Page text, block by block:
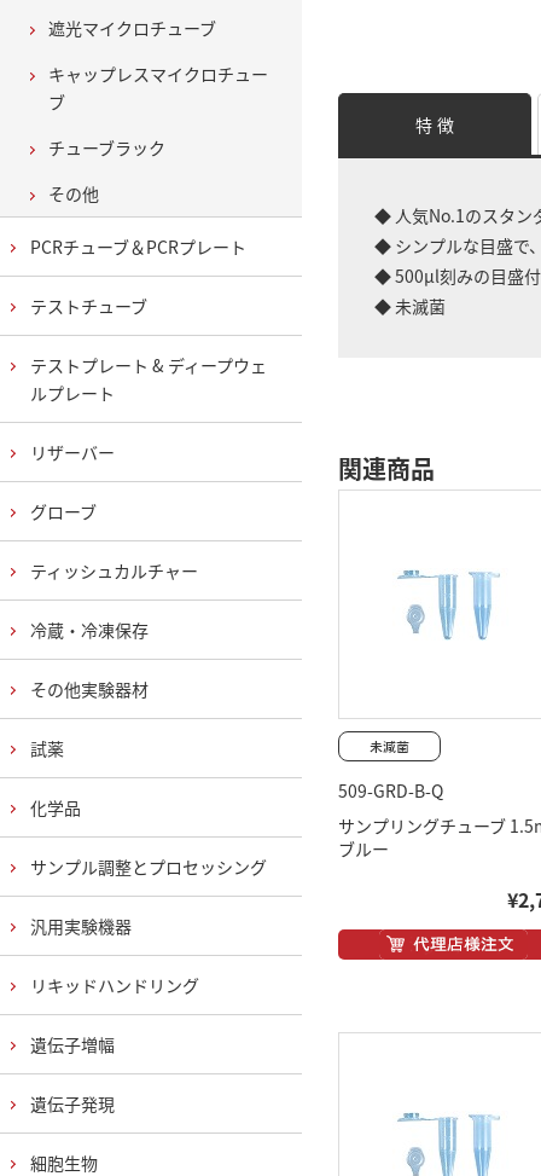
特 徴
◆ 人気No.1のスタン
◆ シンプルな目盛で
◆ 500μl刻みの目盛付
◆ 未滅菌
関連商品
509-GRD-B-Q
サンプリングチューブ
ブルー
遮光マイクロチューブ
キャップレスマイクロチュー
ブ
チューブラック
その他
PCRチューブ＆PCRプレート
テストチューブ
テストプレート & ディープウェ
ルプレート
リザーバー
グローブ
ティッシュカルチャー
冷蔵・冷凍保存
その他実験器材
試薬
化学品
サンプル調整とプロセッシング
汎用実験機器
リキッドハンドリング
遺伝子増幅
遺伝子発現
細胞生物